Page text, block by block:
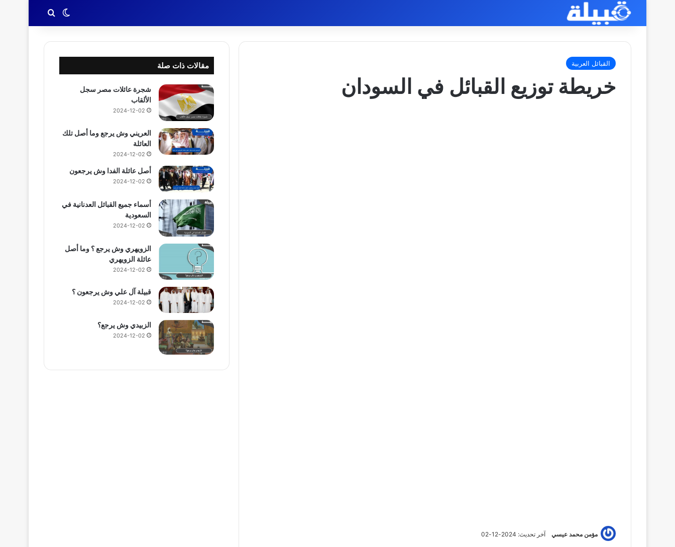
الوضع المظلم
بحث عن
القبائل العربية
خريطة توزيع القبائل في السودان
مؤمن محمد عيسي آخر تحديث: 2024-12-02
مقالات ذات صلة
شجرة عائلات مصر سجل
الألقاب
2024-12-02
العريني وش يرجع وما أصل تلك
العائلة
2024-12-02
أصل عائلة الفدا وش يرجعون
2024-12-02
أسماء جميع القبائل العدنانية في
السعودية
2024-12-02
الزويهري وش يرجع ؟ وما أصل
عائلة الزويهري
2024-12-02
قبيلة آل علي وش يرجعون ؟
2024-12-02
الزبيدي وش يرجع؟
2024-12-02